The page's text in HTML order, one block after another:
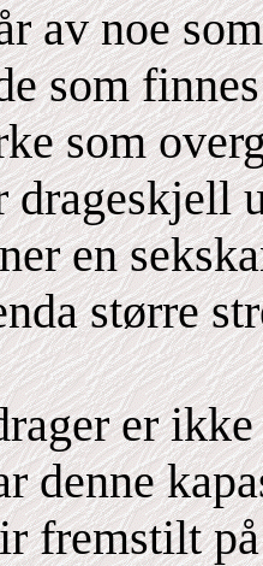
av noe
som
som
drageskjell
en
større
er
denne
fremstilt